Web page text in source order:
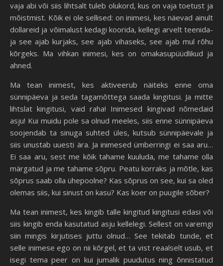
vaja abi või siis lihtsalt tuleb olukord, kus on vaja toetust ja
mõistmist. Kõik ei ole sellised: on inimesi, kes näevad ainult
dollareid ja võimalust kedagi koorida, kellegi arvelt teenida-
ja see ajab kurjaks, see ajab vihaseks, see ajab mul rõhu
kõrgeks. Ma vihkan inimesi, kes on omakasupüüdlikud ja
ahned.
Ma tean inimest, kes aktiveerub näiteks enne oma
sünnipäeva ja seda tagamõttega saada kingitusi. Ja mitte
lihtslat kingitusi, vaid raha! Inimesed kingivad nõmedaid
asju! Kui muidu pole sa olnud meeles, siis enne sünnipäeva
soojendab ta sinuga suhted üles, kutsub sünnipäevale ja
siis unustab uuesti ära. Ja inimesed ümberringi ei saa aru…
Ei saa aru, sest me kõik tahame kuuluda, me tahame olla
märgatud ja me tahame sõpru. Peatu korraks ja mõtle, kas
sõprus saab olla ühepoolne? Kas sõprus on see, kui sa oled
olemas siis, kui sinust on kasu? Kas koer on puugile sõber?
Ma tean inimest, kes kingib talle kingitud kingitusi edasi või
siis kingib enda kasutatud asju kellelegi. Sellest on varemgi
siin mingis kirjutises juttu olnud… See tekitab tunde, et
selle inimese ego on nii kõrgel, et ta vist reaalselt usub, et
isegi tema peer on kui jumalik puudutus ning õnnistatud